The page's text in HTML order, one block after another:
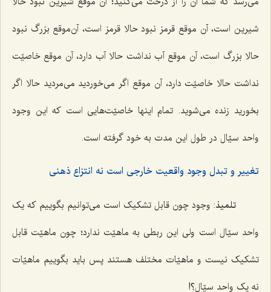
شیرین است، آن موقع قرمز نبود حالا قرمز است، آن‌موقع بزرگ نبود
حالا بزرگ است، آن موقع آب نداشت حالا آب دارد، آن موقع خاصیّت
نداشت حالا خاصیّت دارد، آن موقع اگر می‌خوردید می‌مردید حالا اگر
بخورید زنده می‌شوید. تمام اینها خاصیّت‌هایی است که این وجود
واحد سیّال در طول این مدت به خود گرفته است.
تغییر و تبدل وجود واقعیت خارجی است نه انتزاع ذهنی
تلمیذ: وجود چون قابل تشکیک است می‌توانیم بگوییم که یک
واحد سیّال است ولی این ربطی به ماهیّت ندارد؛ چون ماهیّت قابل
تشکیک نیست و ماهیّات مختلف هستند پس باید بگوییم ماهیّات
نه یک واحد سیّال؟!